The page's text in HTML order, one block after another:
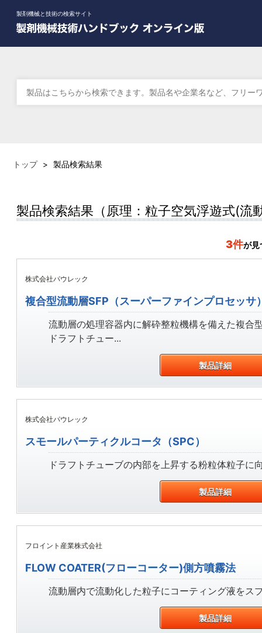
製剤機械と技術の検索サイト
トップ > 製品検索結果
製品検索結果（原理：粒子空気浮遊式(流
3件が見
株式会社パウレック
複合型流動層SFP（スーパーファインプロセッサ
流動層の処理容器内に解砕整粒機構を備えた複合
ドラフトチュー...
製品詳細
株式会社パウレック
スモールパーティクルコータ（SPC）
ドラフトチューブの内部を上昇する粉粒体粒子に
製品詳細
フロイント産業株式会社
FLOW COATER(フローコーター)側方噴霧法
流動層内で流動化した粒子にコーティング液をス
製品詳細